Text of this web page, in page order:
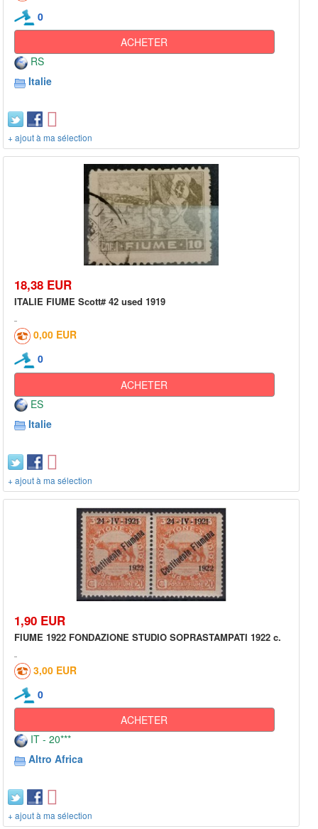
0
ACHETER
RS
Italie
+ ajout à ma sélection
18,38 EUR
ITALIE FIUME Scott# 42 used 1919
0,00 EUR
0
ACHETER
ES
Italie
+ ajout à ma sélection
1,90 EUR
FIUME 1922 FONDAZIONE STUDIO SOPRASTAMPATI 1922 c.
3,00 EUR
0
ACHETER
IT - 20***
Altro Africa
+ ajout à ma sélection